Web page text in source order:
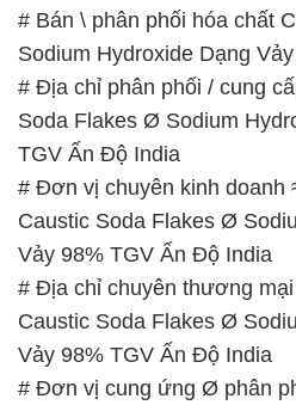
# Bán \ phân phối hóa chất
Sodium Hydroxide Dạng
# Địa chỉ phân phối / cung
Soda Flakes Ø Sodium
TGV Ấn Độ India
# Đơn vị chuyên kinh doanh
Caustic Soda Flakes Ø
Vảy 98% TGV Ấn Độ India
# Địa chỉ chuyên thương
Caustic Soda Flakes Ø
Vảy 98% TGV Ấn Độ India
# Đơn vị cung ứng Ø phân